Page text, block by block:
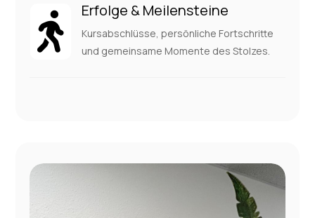
 Erfolge & Meilensteine
Kursabschlüsse, persönliche Fortschritte
und gemeinsame Momente des Stolzes.